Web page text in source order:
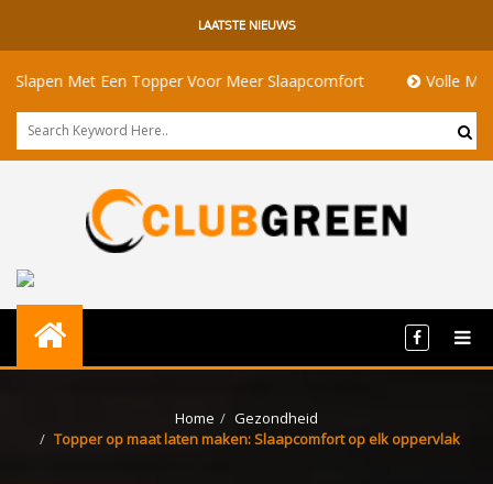
LAATSTE NIEUWS
Topper Voor Meer Slaapcomfort Volle Maan
Home
Gezondheid
Topper op maat laten maken: Slaapcomfort op elk oppervlak